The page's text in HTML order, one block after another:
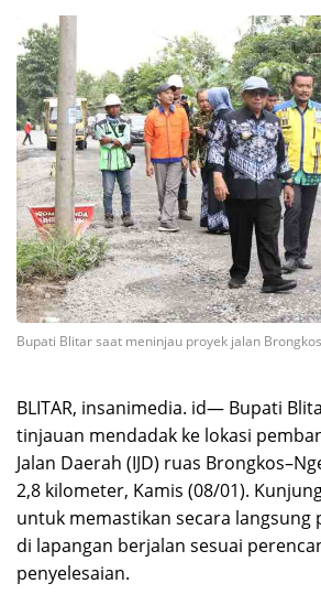
Bupati Blitar saat meninjau proyek jalan
BLITAR, insanimedia. id— Bupati
tinjauan mendadak ke lokasi
Jalan Daerah (IJD) ruas
2,8 kilometer, Kamis (08/01).
untuk memastikan secara langsung
di lapangan berjalan sesuai
penyelesaian.